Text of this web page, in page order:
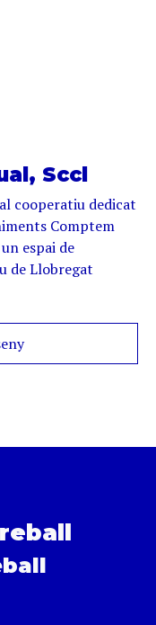
Sccl
cooperatiu dedicat
Comptem
espai de
de Llobregat